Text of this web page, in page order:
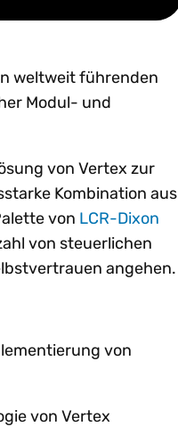
weltweit führenden
Modul- und
von Vertex zur
Kombination aus
von LCR-Dixon
von steuerlichen
angehen.
von
von Vertex